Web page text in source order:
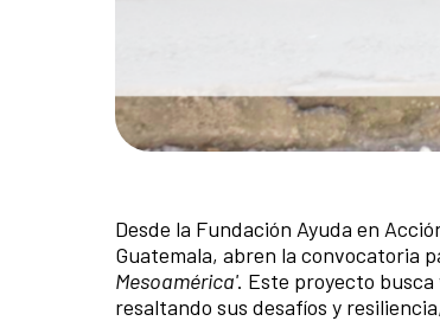
Desde la Fundación Ayuda en
Guatemala, abren la convocatoria
Mesoamérica'. Este proyecto
resaltando sus desafíos y